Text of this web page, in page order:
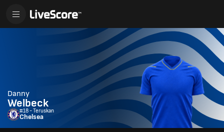
Danny
Welbeck
#18 - Teruskan
Chelsea